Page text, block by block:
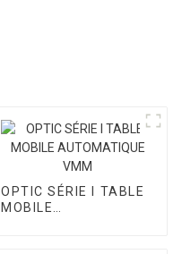
OPTIC SÉRIE I TABLE
MOBILE